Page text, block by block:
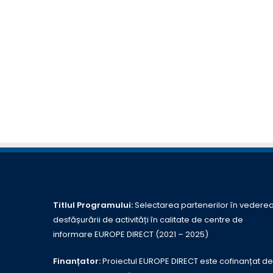
Titlul Programului:Selectarea partenerilor în
desfășurării de activități în calitate de centre de
informare EUROPE DIRECT (2021 – 2025)
Finanțator:Proiectul EUROPE DIRECT este cofinanțat de